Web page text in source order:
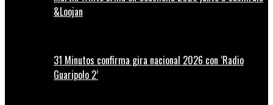
&Loojan
31 Minutos confirma gira nacional 2026 con ‘Radio
Guaripolo 2’